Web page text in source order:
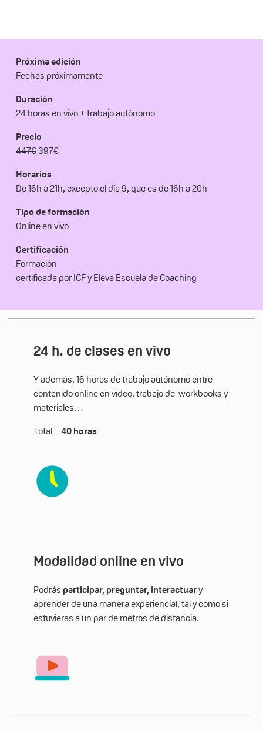
Próxima edición
Fechas próximamente
Duración
24 horas en vivo + trabajo autónomo
Precio
447€397€
Horarios
De 16h a 21h, excepto el día 9, que es de 16h a 20h
Tipo de formación
Online en vivo
Certificación
Formación
certificada por ICF y Eleva Escuela de Coaching
24 h. de clases en vivo
Y además, 16 horas de trabajo autónomo entre
contenido online en vídeo, trabajo de workbooks y
materiales…
Total =40 horas
Modalidad online en vivo
Podrásparticipar, preguntar, interactuary
aprender de una manera experiencial, tal y como si
estuvieras a un par de metros de distancia.